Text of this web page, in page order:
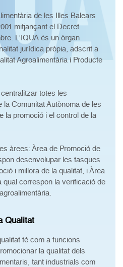
de les Illes Balears
mitjançant el Decret
L'IQUA és un òrgan
jurídica pròpia, adscrit a
Agroalimentària i Producte
totes les
Comunitat Autònoma de les
la promoció i el control de la
àrees: Àrea de Promoció de
desenvolupar les tasques
i millora de la qualitat, i Àrea
qual correspon la verificació de
Qualitat
té com a funcions
la qualitat dels
tant industrials com